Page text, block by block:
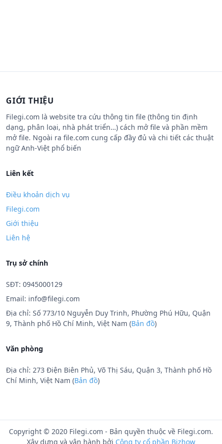
GIỚI THIỆU
Filegi.com là website tra cứu thông tin file (thông tin định
dạng, phân loại, nhà phát triển…) cách mở file và phần mềm
mở file. Ngoài ra file.com cung cấp đầy đủ và chi tiết các thuật
ngữ Anh-Việt phổ biến
Liên kết
Điều khoản dịch vụ
Filegi.com
Giới thiệu
Liên hệ
Trụ sở chính
SĐT: 0945000129
Email: info@filegi.com
Địa chỉ: Số 773/10 Nguyễn Duy Trinh, Phường Phú Hữu, Quận
9, Thành phố Hồ Chí Minh, Việt Nam (Bản đồ)
Văn phòng
Địa chỉ: 273 Điện Biên Phủ, Võ Thị Sáu, Quận 3, Thành phố Hồ
Chí Minh, Việt Nam (Bản đồ)
Copyright © 2020 Filegi.com - Bản quyền thuộc về Filegi.com.
Xây dựng và vận hành bởi Công ty cổ phần Bizhow